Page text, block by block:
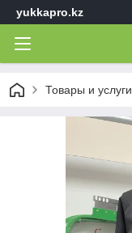
yukkapro.kz
Товары и услуги